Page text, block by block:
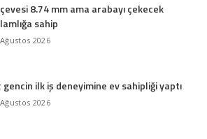
8.74 mm ama arabayı çekecek
sahip
2026
gencin ilk iş deneyimine ev sahipliği yaptı
2026